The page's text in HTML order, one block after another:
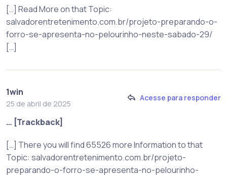
[…] Read More on that Topic:
salvadorentretenimento.com.br/projeto-preparando-o-
forro-se-apresenta-no-pelourinho-neste-sabado-29/
[…]
1win
25 de abril de 2025
Acesse para responder
… [Trackback]
[…] There you will find 65526 more Information to that
Topic: salvadorentretenimento.com.br/projeto-
preparando-o-forro-se-apresenta-no-pelourinho-